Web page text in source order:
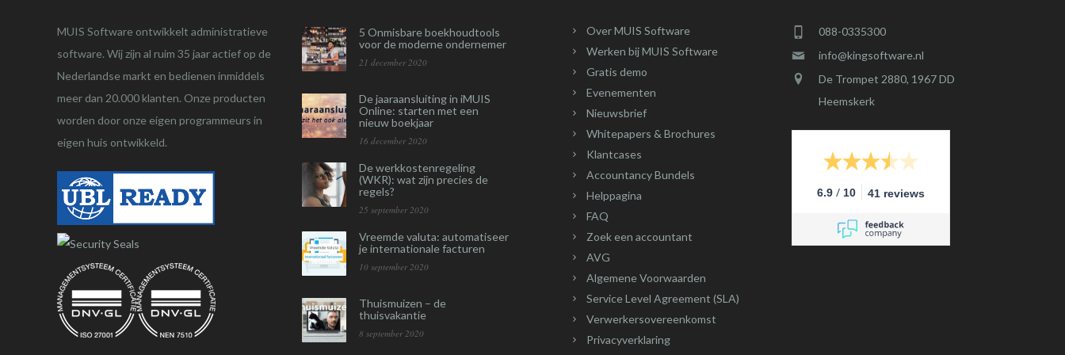
MUIS Software ontwikkelt administratieve
software. Wij zijn al ruim 35 jaar actief op de
Nederlandse markt en bedienen inmiddels
meer dan 20.000 klanten. Onze producten
worden door onze eigen programmeurs in
eigen huis ontwikkeld.
5 Onmisbare boekhoudtools
voor de moderne ondernemer
21 december 2020
De jaaraansluiting in iMUIS
Online: starten met een
nieuw boekjaar
16 december 2020
De werkkostenregeling
(WKR): wat zijn precies de
regels?
25 september 2020
Vreemde valuta: automatiseer
je internationale facturen
10 september 2020
Thuismuizen – de
thuisvakantie
8 september 2020
Over MUIS Software
Werken bij MUIS Software
Gratis demo
Evenementen
Nieuwsbrief
Whitepapers & Brochures
Klantcases
Accountancy Bundels
Helppagina
FAQ
Zoek een accountant
AVG
Algemene Voorwaarden
Service Level Agreement (SLA)
Verwerkersovereenkomst
Privacyverklaring
088-0335300
info@kingsoftware.nl
De Trompet 2880, 1967 DD
Heemskerk
6.9 / 10 41 reviews